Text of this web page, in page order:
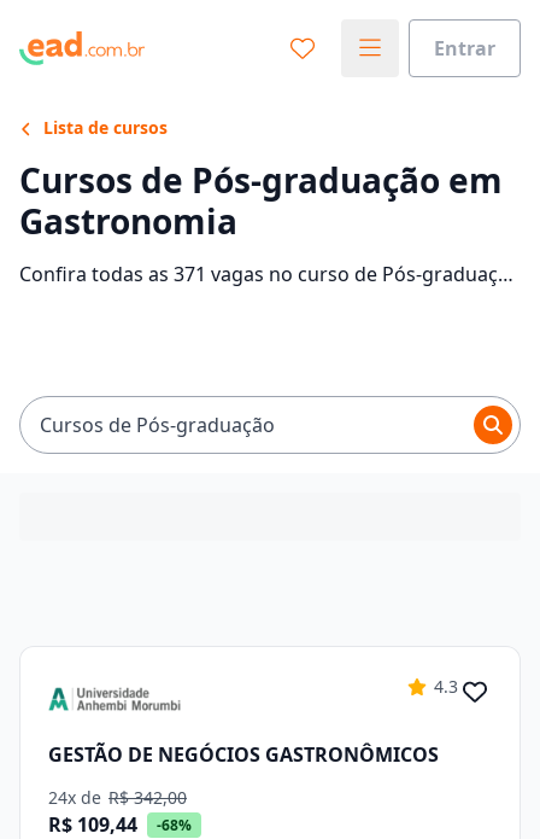
Entrar
Lista de cursos
Cursos de Pós-graduação em
Gastronomia
Confira todas as 371 vagas no curso de Pós-graduação
90% nas mensalidades.
Cursos de Pós-graduação
4.3
GESTÃO DE NEGÓCIOS GASTRONÔMICOS
24x de R$ 342,00
R$ 109,44 -68%